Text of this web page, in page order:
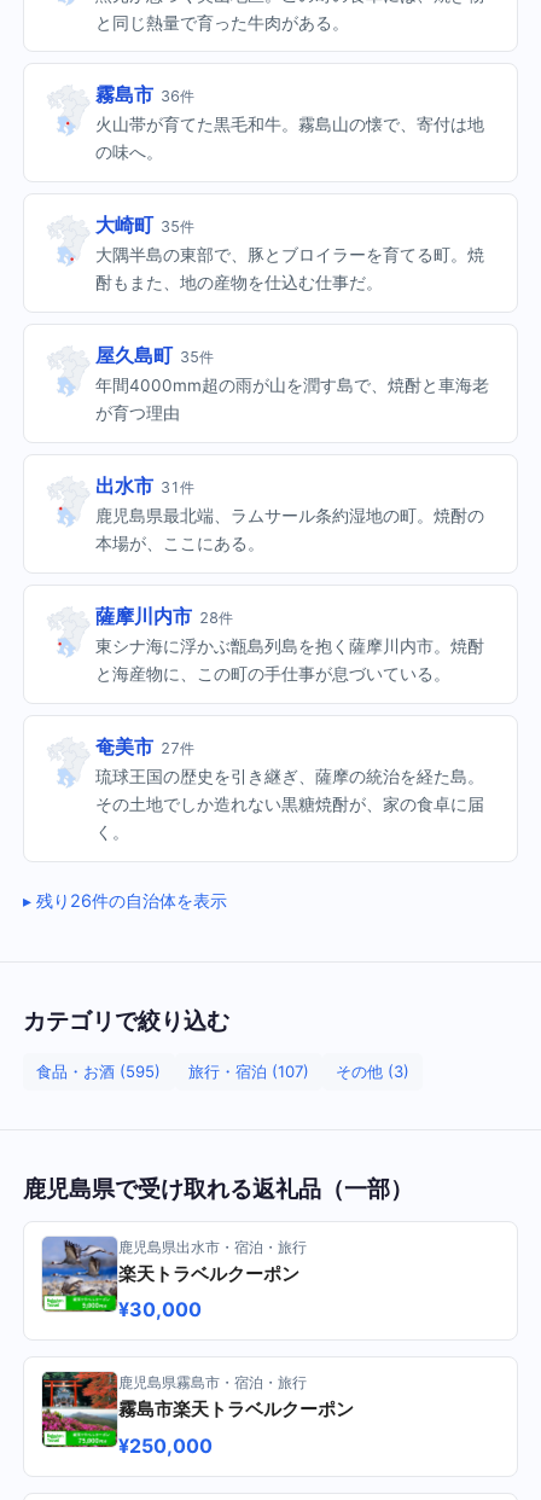
と同じ熱量で育った牛肉がある。
霧島市 36件
火山帯が育てた黒毛和牛。霧島山の懐で、寄付は地
の味へ。
大崎町 35件
大隅半島の東部で、豚とブロイラーを育てる町。焼
酎もまた、地の産物を仕込む仕事だ。
屋久島町 35件
年間4000mm超の雨が山を潤す島で、焼酎と車海老
が育つ理由
出水市 31件
鹿児島県最北端、ラムサール条約湿地の町。焼酎の
本場が、ここにある。
薩摩川内市 28件
東シナ海に浮かぶ甑島列島を抱く薩摩川内市。焼酎
と海産物に、この町の手仕事が息づいている。
奄美市 27件
琉球王国の歴史を引き継ぎ、薩摩の統治を経た島。
その土地でしか造れない黒糖焼酎が、家の食卓に届
く。
残り26件の自治体を表示
カテゴリで絞り込む
食品・お酒 (595) 旅行・宿泊 (107) その他 (3)
鹿児島県で受け取れる返礼品（一部）
鹿児島県出水市・宿泊・旅行
楽天トラベルクーポン
¥30,000
鹿児島県霧島市・宿泊・旅行
霧島市楽天トラベルクーポン
¥250,000